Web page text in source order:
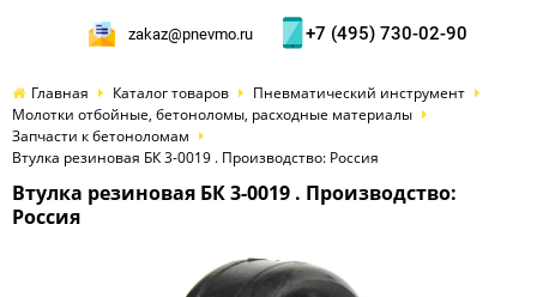
zakaz@pnevmo.ru +7 (495) 730-02-90
Главная Каталог товаров
Пневматический инструмент
Молотки отбойные, бетоноломы, расходные материалы
Запчасти к бетоноломам
Втулка резиновая БК 3-0019 . Производство: Россия
Втулка резиновая БК 3-0019 . Производство:
Россия